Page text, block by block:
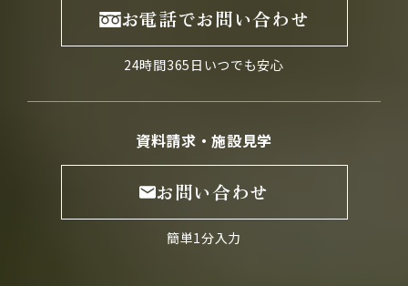
お電話でお問い合わせ
24時間365日いつでも安心
資料請求・施設見学
お問い合わせ
簡単1分入力